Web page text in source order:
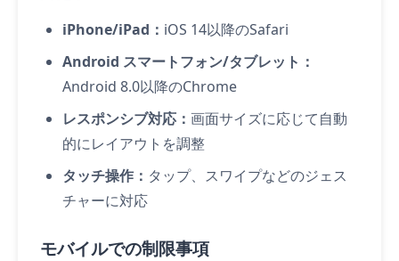
iPhone/iPad： iOS 14以降のSafari
Android スマートフォン/タブレット：
Android 8.0以降のChrome
レスポンシブ対応： 画面サイズに応じて自動
的にレイアウトを調整
タッチ操作： タップ、スワイプなどのジェス
チャーに対応
モバイルでの制限事項